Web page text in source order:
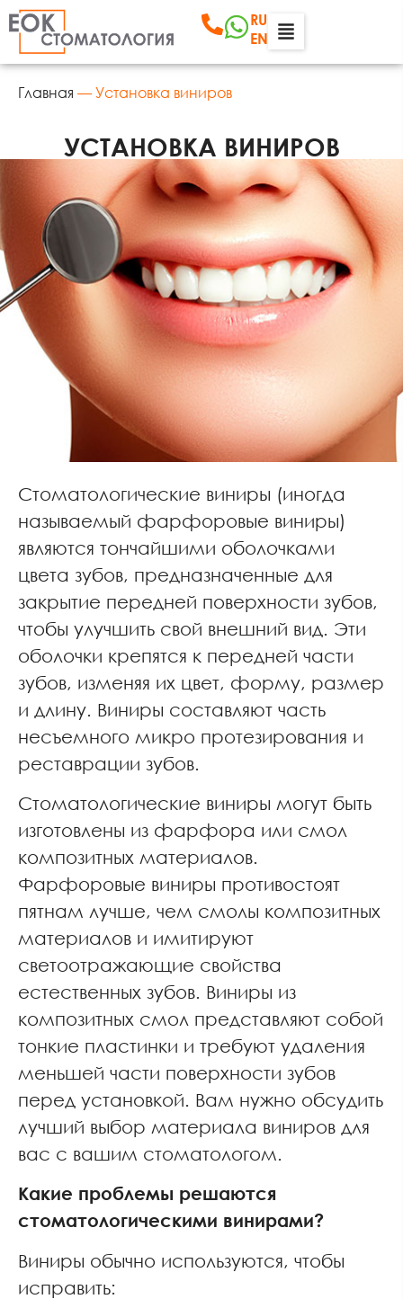
RU
EN
Главная —Установка виниров
УСТАНОВКА ВИНИРОВ
Стоматологические виниры (иногда
называемый фарфоровые виниры)
являются тончайшими оболочками
цвета зубов, предназначенные для
закрытие передней поверхности зубов,
чтобы улучшить свой внешний вид. Эти
оболочки крепятся к передней части
зубов, изменяя их цвет, форму, размер
и длину. Виниры составляют часть
несъемного микро протезирования и
реставрации зубов.
Стоматологические виниры могут быть
изготовлены из фарфора или смол
композитных материалов.
Фарфоровые виниры противостоят
пятнам лучше, чем смолы композитных
материалов и имитируют
светоотражающие свойства
естественных зубов. Виниры из
композитных смол представляют собой
тонкие пластинки и требуют удаления
меньшей части поверхности зубов
перед установкой. Вам нужно обсудить
лучший выбор материала виниров для
вас с вашим стоматологом.
Какие проблемы решаются
стоматологическими винирами?
Виниры обычно используются, чтобы
исправить: